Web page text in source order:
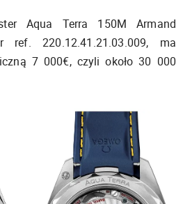
Aqua Terra 150M Armand
ref. 220.12.41.21.03.009, ma
7 000€, czyli około 30 000